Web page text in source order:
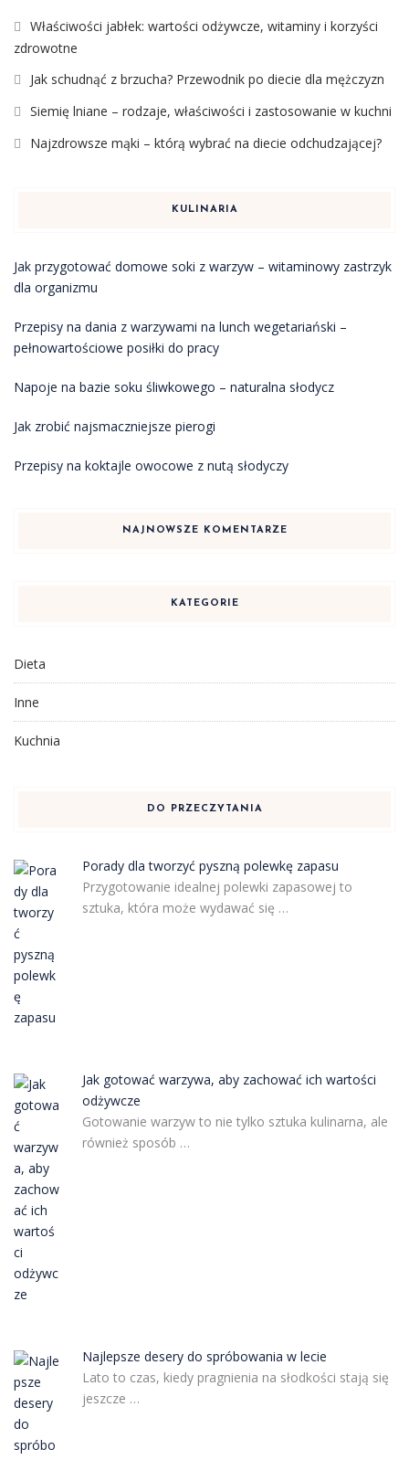
Właściwości jabłek: wartości odżywcze, witaminy i korzyści
zdrowotne
Jak schudnąć z brzucha? Przewodnik po diecie dla mężczyzn
Siemię lniane – rodzaje, właściwości i zastosowanie w kuchni
Najzdrowsze mąki – którą wybrać na diecie odchudzającej?
KULINARIA
Jak przygotować domowe soki z warzyw – witaminowy zastrzyk
dla organizmu
Przepisy na dania z warzywami na lunch wegetariański –
pełnowartościowe posiłki do pracy
Napoje na bazie soku śliwkowego – naturalna słodycz
Jak zrobić najsmaczniejsze pierogi
Przepisy na koktajle owocowe z nutą słodyczy
NAJNOWSZE KOMENTARZE
KATEGORIE
Dieta
Inne
Kuchnia
DO PRZECZYTANIA
Porady dla tworzyć pyszną polewkę zapasu
Przygotowanie idealnej polewki zapasowej to
sztuka, która może wydawać się …
Jak gotować warzywa, aby zachować ich wartości
odżywcze
Gotowanie warzyw to nie tylko sztuka kulinarna, ale
również sposób …
Najlepsze desery do spróbowania w lecie
Lato to czas, kiedy pragnienia na słodkości stają się
jeszcze …